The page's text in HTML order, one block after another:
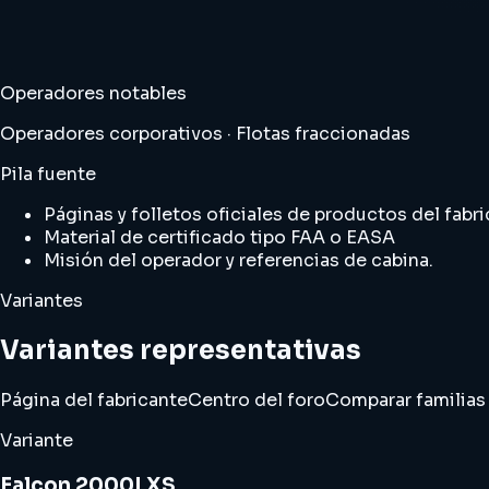
Operadores notables
Operadores corporativos · Flotas fraccionadas
Pila fuente
Páginas y folletos oficiales de productos del
Material de certificado tipo FAA o EASA
Misión del operador y referencias de cabina.
Variantes
Variantes representativas
Página del fabricanteCentro del foroComparar familias
Variante